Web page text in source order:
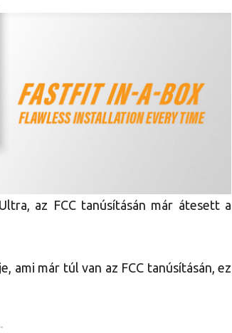
az FCC tanúsításán már átesett a
ami már túl van az FCC tanúsításán, ez